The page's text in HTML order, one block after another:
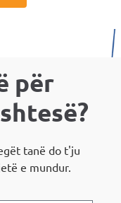
për
tanë do t'ju
e mundur.